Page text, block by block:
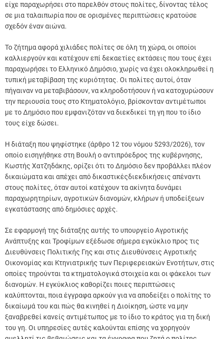
είχε παραχωρήσει στο παρελθόν στους πολίτες, δίνοντας τέλος
σε μια ταλαιπωρία που σε ορισμένες περιπτώσεις κρατούσε
σχεδόν έναν αιώνα.
Το ζήτημα αφορά χιλιάδες πολίτες σε όλη τη χώρα, οι οποίοι
καλλιεργούν και κατέχουν επί δεκαετίες εκτάσεις που τους έχει
παραχωρήσει το Ελληνικό Δημόσιο, χωρίς να έχει ολοκληρωθεί η
τυπική μεταβίβαση της κυριότητας. Οι πολίτες αυτοί, όταν
πήγαιναν να μεταβιβάσουν, να κληροδοτήσουν ή να κατοχυρώσουν
την περιουσία τους στο Κτηματολόγιο, βρίσκονταν αντιμέτωποι
με το Δημόσιο που εμφανιζόταν να διεκδικεί τη γη που το ίδιο
τους είχε δώσει.
Η διάταξη που ψηφίστηκε (άρθρο 12 του νόμου 5293/2026), τον
οποίο εισηγήθηκε στη Βουλή ο αντιπρόεδρος της κυβέρνησης,
Κωστής Χατζηδάκης, ορίζει ότι το Δημόσιο δεν προβάλλει πλέον
δικαιώματα και απέχει από δικαστικέςδιεκδικήσεις απέναντι
στους πολίτες, όταν αυτοί κατέχουν τα ακίνητα δυνάμει
παραχωρητηρίων, αγροτικών διανομών, κλήρων ή υποδείξεων
εγκατάστασης από δημόσιες αρχές.
Σε εφαρμογή της διάταξης αυτής το υπουργείο Αγροτικής
Ανάπτυξης και Τροφίμων εξέδωσε σήμερα εγκύκλιο προς τις
Διευθύνσεις Πολιτικής Γης και στις Διευθύνσεις Αγροτικής
Οικονομίας και Κτηνιατρικής των Περιφερειακών Ενοτήτων, στις
οποίες τηρούνται τα κτηματολογικά στοιχεία και οι φάκελοι των
διανομών. Η εγκύκλιος καθορίζει ποιες περιπτώσεις
καλύπτονται, ποια έγγραφα αρκούν για να αποδείξει ο πολίτης το
δικαίωμά του και πώς θα κινηθεί η Διοίκηση, ώστε να μην
ξαναβρεθεί κανείς αντιμέτωπος με το ίδιο το κράτος για τη δική
του γη. Οι υπηρεσίες αυτές καλούνται επίσης να χορηγούν